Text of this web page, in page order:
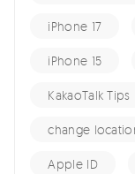
iPhone 17
iPhone 15
KakaoTalk Tips
change
Apple ID